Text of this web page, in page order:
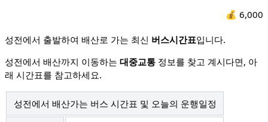
💰 6,000
성전에서 출발하여 배산로 가는 최신 버스시간표입니다.
성전에서 배산까지 이동하는 대중교통 정보를 찾고 계시다면, 아
래 시간표를 참고하세요.
성전에서 배산가는 버스 시간표 및 오늘의 운행일정